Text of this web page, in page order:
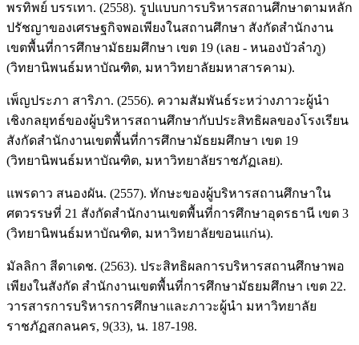
พรทิพย์ บรรเทา. (2558). รูปแบบการบริหารสถานศึกษาตามหลัก
ปรัชญาของเศรษฐกิจพอเพียงในสถานศึกษา สังกัดสำนักงาน
เขตพื้นที่การศึกษามัธยมศึกษา เขต 19 (เลย - หนองบัวลำภู)
(วิทยานิพนธ์มหาบัณฑิต, มหาวิทยาลัยมหาสารคาม).
เพ็ญประภา สาริภา. (2556). ความสัมพันธ์ระหว่างภาวะผู้นำ
เชิงกลยุทธ์ของผู้บริหารสถานศึกษากับประสิทธิผลของโรงเรียน
สังกัดสำนักงานเขตพื้นที่การศึกษามัธยมศึกษา เขต 19
(วิทยานิพนธ์มหาบัณฑิต, มหาวิทยาลัยราชภัฏเลย).
แพรดาว สนองผัน. (2557). ทักษะของผู้บริหารสถานศึกษาใน
ศตวรรษที่ 21 สังกัดสำนักงานเขตพื้นที่การศึกษาอุดรธานี เขต 3
(วิทยานิพนธ์มหาบัณฑิต, มหาวิทยาลัยขอนแก่น).
มัลลิกา สีดาเดช. (2563). ประสิทธิผลการบริหารสถานศึกษาพอ
เพียงในสังกัด สำนักงานเขตพื้นที่การศึกษามัธยมศึกษา เขต 22.
วารสารการบริหารการศึกษาและภาวะผู้นำ มหาวิทยาลัย
ราชภัฏสกลนคร, 9(33), น. 187-198.